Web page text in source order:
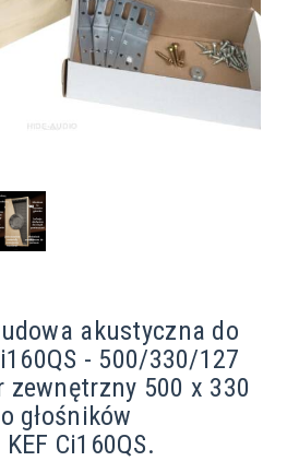
akustyczna do
- 500/330/127
zewnętrzny 500 x 330
głośników
Ci160QS.